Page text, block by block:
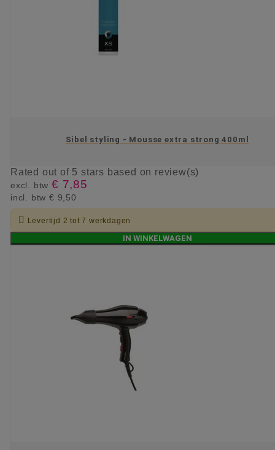
Sibel styling - Mousse extra strong 400ml
Rated out of 5 stars based on review(s)
excl. btw € 7,85
incl. btw € 9,50
 Levertijd 2 tot 7 werkdagen
IN WINKELWAGEN